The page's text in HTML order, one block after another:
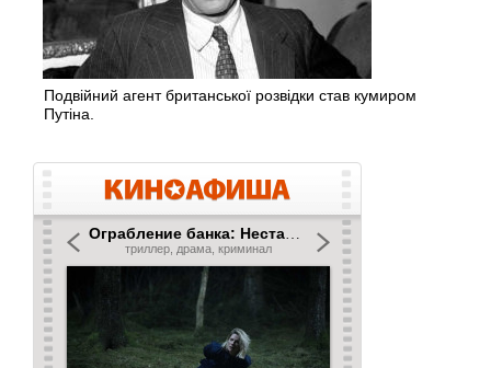
Подвійний агент британської розвідки став кумиром
Путіна.